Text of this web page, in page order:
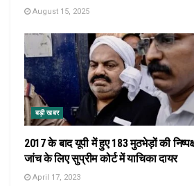
August 15, 2025
बड़ी खबर
2017 के बाद यूपी में हुए 183 मुठभेड़ों की
जांच के लिए सुप्रीम कोर्ट में याचिका दायर
April 17, 2023